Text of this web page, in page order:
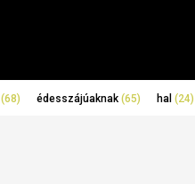
(68) édesszájúaknak (65) hal (24)